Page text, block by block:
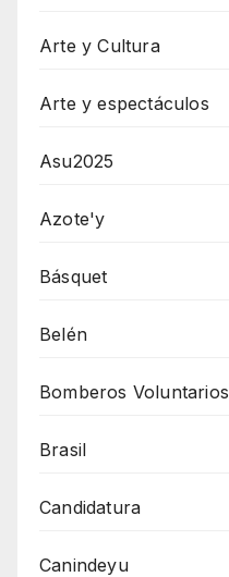
Arte y Cultura
Arte y espectáculos
Asu2025
Azote'y
Básquet
Belén
Bomberos Voluntarios
Brasil
Candidatura
Canindeyu